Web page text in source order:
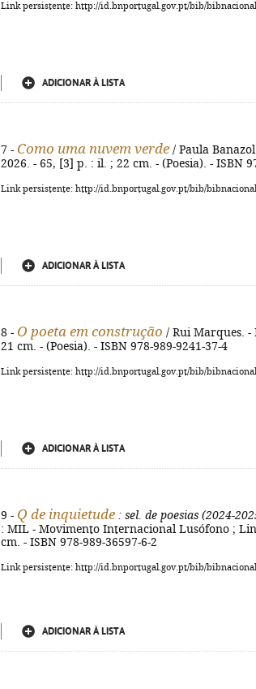
Link persistente: http://id.bnportugal.gov.pt/bib/
ADICIONAR À LISTA
7 - Como uma nuvem verde / Paula
2026. - 65, [3] p. : il. ; 22 cm. - (Poesia). - ISBN
Link persistente: http://id.bnportugal.gov.pt/bib/
ADICIONAR À LISTA
8 - O poeta em construção / Rui Marques. -
21 cm. - (Poesia). - ISBN 978-989-9241-37-4
Link persistente: http://id.bnportugal.gov.pt/bib/
ADICIONAR À LISTA
9 - Q de inquietude : sel. de poesias (2024-
: MIL - Movimento Internacional Lusófono ;
cm. - ISBN 978-989-36597-6-2
Link persistente: http://id.bnportugal.gov.pt/bib/
ADICIONAR À LISTA